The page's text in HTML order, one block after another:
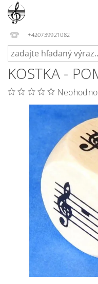
+420739921082
KOSTKA -